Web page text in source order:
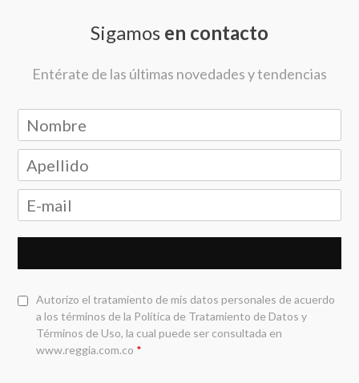
Sigamos en contacto
Entérate de las últimas novedades y tendencias
Autorizo el tratamiento de mis datos personales de acuerdo
a los términos de la Política de Tratamiento de Datos y
Términos de Uso, la cual puede ser consultada en
www.reggia.com.co *